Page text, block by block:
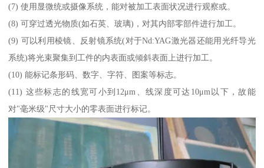
(7) 使用显微统或摄像系统，能对被加工表面状况进行观察或。
(8) 可穿过透光物质(如石英、玻璃)，对其内部零部件进行加工。
(9) 可以利用棱镜、反射镜系统(对于Nd:YAG激光器还能用光纤导光
系统)将光束聚集到工件的内表面或倾斜表面上进行加工。
(10) 能标记条形码、数字、字符、图案等标志。
(11) 这些标志的线宽可小到12μm、线深度可达10μm以下，故能
对"毫米级"尺寸大小的零表面进行标记。